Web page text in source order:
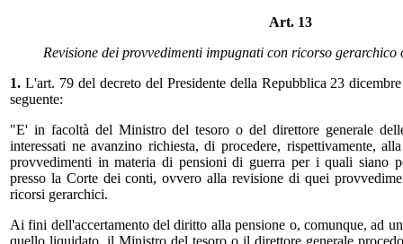
Art. 13
Revisione dei provvedimenti impugnati con ricorso gerarchico
1. L'art. 79 del decreto del Presidente della Repubblica 23
seguente:
"E' in facoltà del Ministro del tesoro o del direttore generale
interessati ne avanzino richiesta, di procedere, rispettivamente,
provvedimenti in materia di pensioni di guerra per i quali siano
presso la Corte dei conti, ovvero alla revisione di quei
ricorsi gerarchici.
Ai fini dell'accertamento del diritto alla pensione o, comunque, ad
quello liquidato, il Ministro del tesoro o il direttore generale